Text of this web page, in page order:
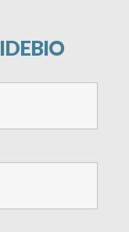
IDEBIO